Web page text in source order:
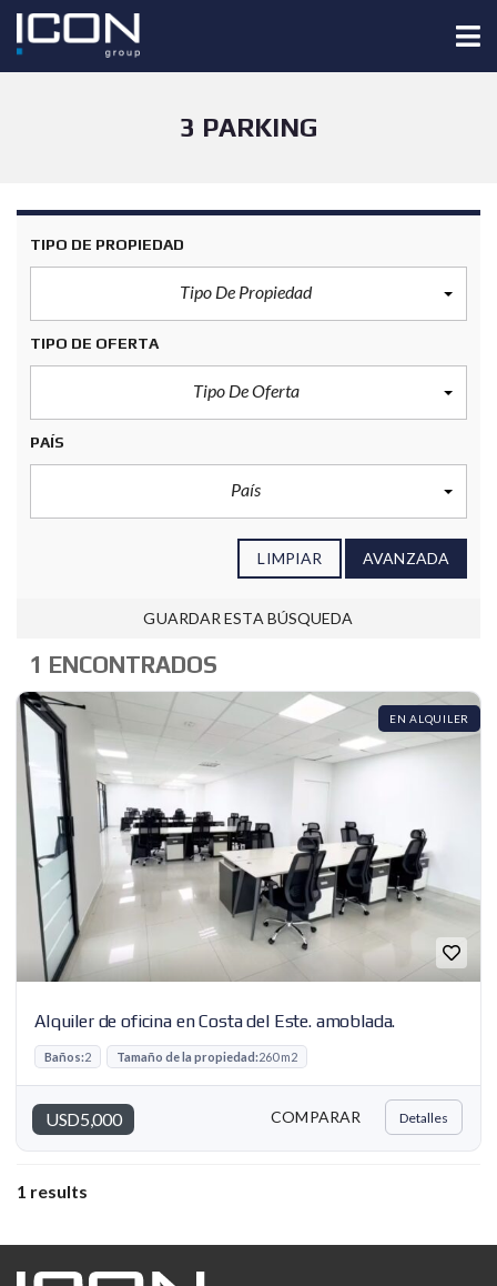
3 PARKING
TIPO DE PROPIEDAD
Tipo De Propiedad
TIPO DE OFERTA
Tipo De Oferta
PAÍS
País
LIMPIAR AVANZADA
GUARDAR ESTA BÚSQUEDA
1 ENCONTRADOS
EN ALQUILER
Alquiler de oficina en Costa del Este. amoblada.
USD5,000
Baños:2 Tamaño de la propiedad:260 m2
COMPARAR Detalles
1 results